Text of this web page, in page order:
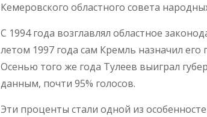
Кемеровского областного совета
С 1994 года возглавлял областное
летом 1997 года сам Кремль назначил
Осенью того же года Тулеев выиграл
данным, почти 95% голосов.
Эти проценты стали одной из